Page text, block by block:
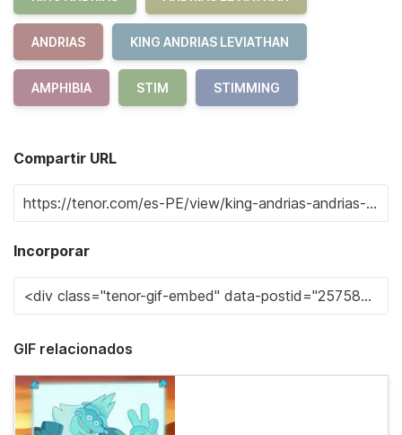
ANDRIAS KING ANDRIAS LEVIATHAN
AMPHIBIA STIM STIMMING
Compartir URL
Incorporar
GIF relacionados